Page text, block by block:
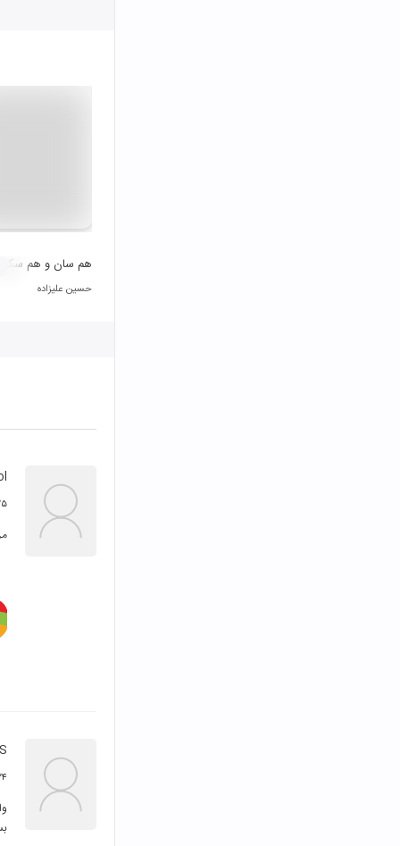
هم سان و هم
حسین علیزاده
۲۵
۲۴